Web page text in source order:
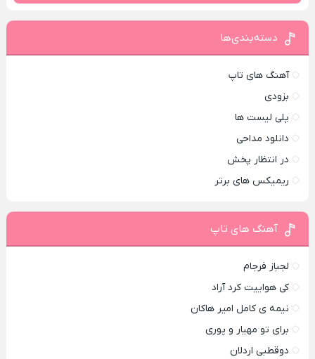
دسته‌بندی‌ها
آهنگ های تاپ
بزودی
پلی لیست ها
دانلود مداحی
در انتظار پخش
ریمیکس های برتر
آهنگ های تاپ
لجباز فرجام
کی هواییت کرد آراد
نیمه ی کامل امیر هاکان
برای تو مهیار و پوری
دوقطبی اردلان